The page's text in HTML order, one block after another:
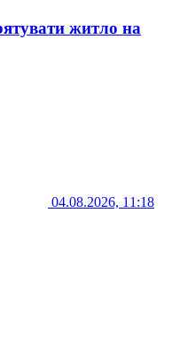
житло на
04.08.2026, 11:18